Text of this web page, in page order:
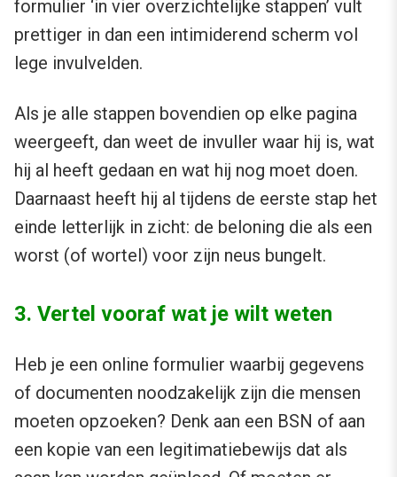
formulier ‘in vier overzichtelijke stappen’ vult
prettiger in dan een intimiderend scherm vol
lege invulvelden.
Als je alle stappen bovendien op elke pagina
weergeeft, dan weet de invuller waar hij is, wat
hij al heeft gedaan en wat hij nog moet doen.
Daarnaast heeft hij al tijdens de eerste stap het
einde letterlijk in zicht: de beloning die als een
worst (of wortel) voor zijn neus bungelt.
3. Vertel vooraf wat je wilt weten
Heb je een online formulier waarbij gegevens
of documenten noodzakelijk zijn die mensen
moeten opzoeken? Denk aan een BSN of aan
een kopie van een legitimatiebewijs dat als